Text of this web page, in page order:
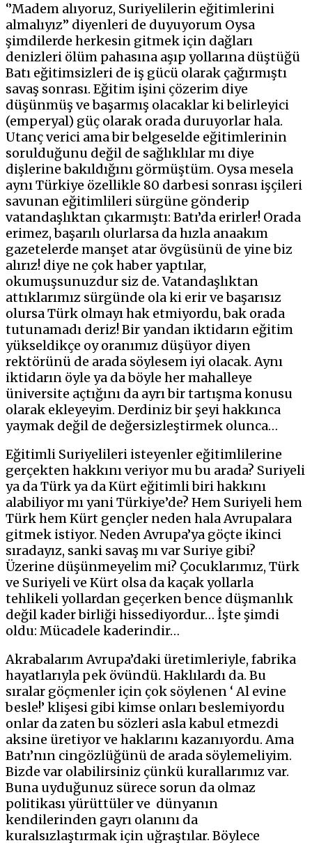
‘’Madem alıyoruz, Suriyelilerin eğitimlerini
almalıyız’’ diyenleri de duyuyorum Oysa
şimdilerde herkesin gitmek için dağları
denizleri ölüm pahasına aşıp yollarına düştüğü
Batı eğitimsizleri de iş gücü olarak çağırmıştı
savaş sonrası. Eğitim işini çözerim diye
düşünmüş ve başarmış olacaklar ki belirleyici
(emperyal) güç olarak orada duruyorlar hala.
Utanç verici ama bir belgeselde eğitimlerinin
sorulduğunu değil de sağlıklılar mı diye
dişlerine bakıldığını görmüştüm. Oysa mesela
aynı Türkiye özellikle 80 darbesi sonrası işçileri
savunan eğitimlileri sürgüne gönderip
vatandaşlıktan çıkarmıştı: Batı’da erirler! Orada
erimez, başarılı olurlarsa da hızla anaakım
gazetelerde manşet atar övgüsünü de yine biz
alırız! diye ne çok haber yaptılar,
okumuşsunuzdur siz de. Vatandaşlıktan
attıklarımız sürgünde ola ki erir ve başarısız
olursa Türk olmayı hak etmiyordu, bak orada
tutunamadı deriz! Bir yandan iktidarın eğitim
yükseldikçe oy oranımız düşüyor diyen
rektörünü de arada söylesem iyi olacak. Aynı
iktidarın öyle ya da böyle her mahalleye
üniversite açtığını da ayrı bir tartışma konusu
olarak ekleyeyim. Derdiniz bir şeyi hakkınca
yaymak değil de değersizleştirmek olunca…
Eğitimli Suriyelileri isteyenler eğitimlilerine
gerçekten hakkını veriyor mu bu arada? Suriyeli
ya da Türk ya da Kürt eğitimli biri hakkını
alabiliyor mı yani Türkiye’de? Hem Suriyeli hem
Türk hem Kürt gençler neden hala Avrupalara
gitmek istiyor. Neden Avrupa’ya göçte ikinci
sıradayız, sanki savaş mı var Suriye gibi?
Üzerine düşünmeyelim mi? Çocuklarımız, Türk
ve Suriyeli ve Kürt olsa da kaçak yollarla
tehlikeli yollardan geçerken bence düşmanlık
değil kader birliği hissediyordur… İşte şimdi
oldu: Mücadele kaderindir…
Akrabalarım Avrupa’daki üretimleriyle, fabrika
hayatlarıyla pek övündü. Haklılardı da. Bu
sıralar göçmenler için çok söylenen ‘ Al evine
besle!’ klişesi gibi kimse onları beslemiyordu
onlar da zaten bu sözleri asla kabul etmezdi
aksine üretiyor ve haklarını kazanıyordu. Ama
Batı’nın cingözlüğünü de arada söylemeliyim.
Bizde var olabilirsiniz çünkü kurallarımız var.
Buna uyduğunuz sürece sorun da olmaz
politikası yürüttüler ve dünyanın
kendilerinden gayrı olanını da
kuralsızlaştırmak için uğraştılar. Böylece